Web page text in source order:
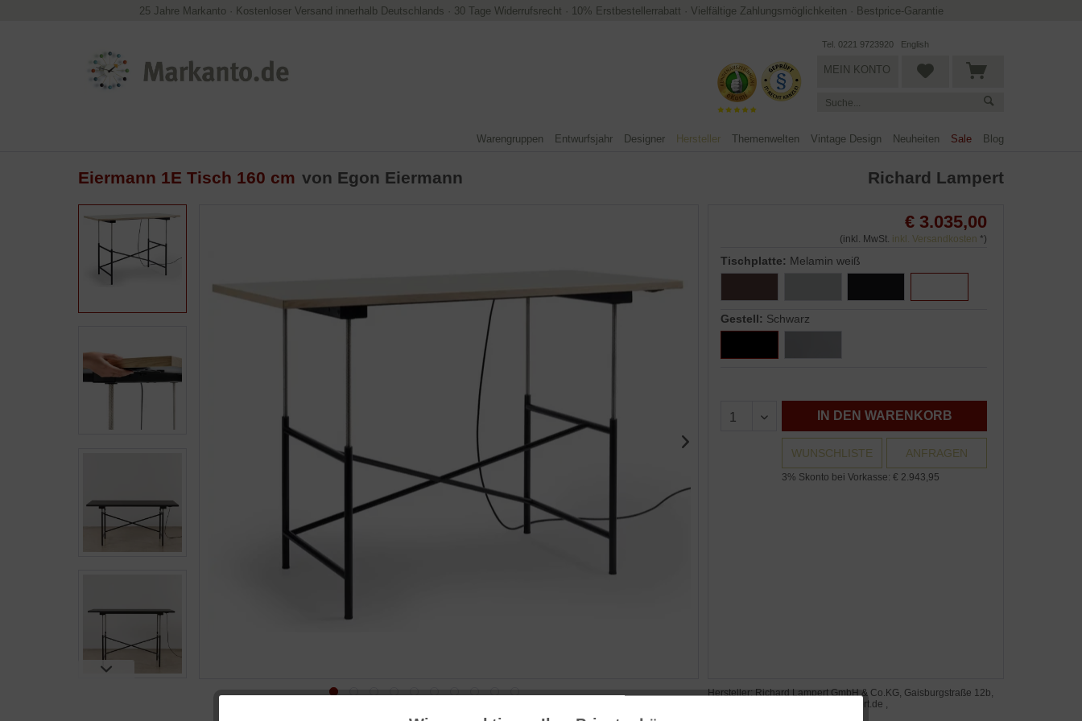
25 Jahre Markanto · Kostenloser Versand innerhalb Deutschlands · 30 Tage Widerrufsrecht · 10% Erstbestellerrabatt · Vielfältige Zahlungsmöglichkeiten · Bestprice-Garantie
Tel. 0221 9723920 English
MEIN KONTO
Warengruppen Entwurfsjahr Designer Hersteller Themenwelten Vintage Design Neuheiten Sale Blog
Eiermann 1E Tisch 160 cm von Egon Eiermann Richard Lampert
€ 3.035,00
(inkl. MwSt. inkl. Versandkosten *)
Tischplatte: Melamin weiß
Gestell: Schwarz
IN DEN WARENKORB
WUNSCHLISTE ANFRAGEN
3% Skonto bei Vorkasse: € 2.943,95
Hersteller: Richard Lampert GmbH & Co.KG, Gaisburgstraße 12b,
70182 Stuttgart, www.richard-lampert.de ,